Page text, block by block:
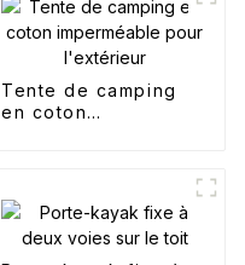
Tente de camping
en coton